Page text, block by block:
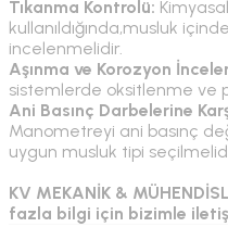
Tıkanma Kontrolü:
kullanıldığında,musluk
incelenmelidir.
Aşınma ve Korozyon
sistemlerde oksitlenme ve
Ani Basınç Darbelerine
Manometreyi ani basınç
uygun musluk tipi
KV MEKANİK &
fazla bilgi için bizimle